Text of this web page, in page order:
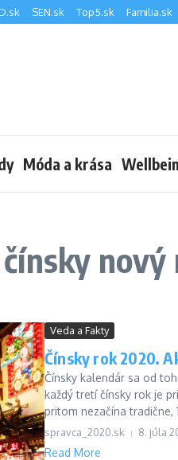
SEN.sk Top5.sk Familia.sk
Móda a krása
Veda a Fakty
Čínsky rok 2020.
Čínsky kalendár sa od
každý tretí čínsky rok je
pritom nezačína tradične,
spravca_2020.sk 8. júla
Read More